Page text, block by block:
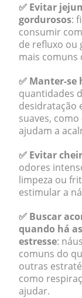
✅ Evitar
gordurosos:
consumir
de refluxo ou
mais comuns
✅ Manter-
quantidades
desidratação
suaves,
ajudam a
✅ Evitar
odores
limpeza ou
estimular a
✅ Buscar
quando há
estresse:
comuns do
outras
como
ajudar.